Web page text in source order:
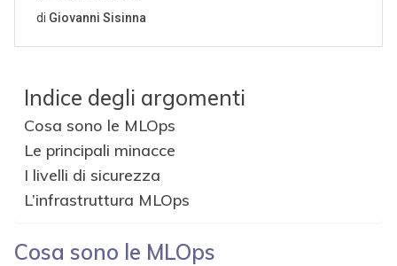
Indice degli argomenti
Cosa sono le MLOps
Le principali minacce
I livelli di sicurezza
L’infrastruttura MLOps
Cosa sono le MLOps